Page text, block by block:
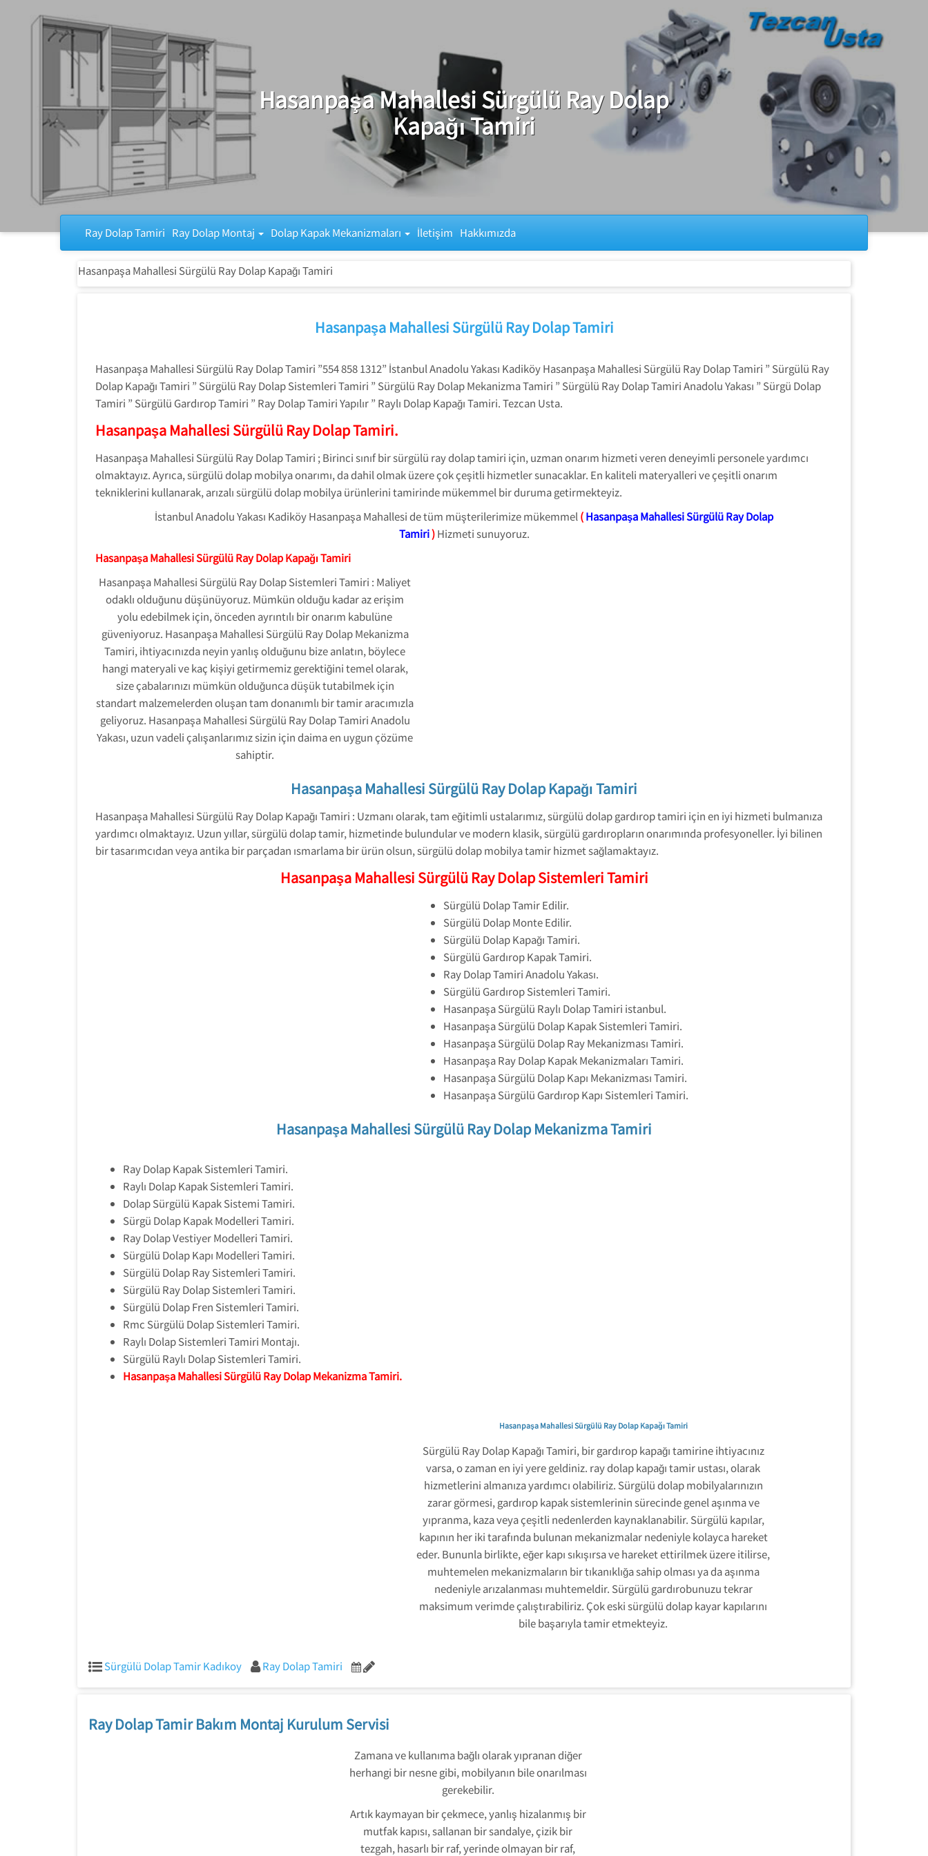
Hasanpaşa Mahallesi Sürgülü Ray Dolap
Kapağı Tamiri
Ray Dolap Tamiri Ray Dolap Montaj Dolap Kapak Mekanizmaları İletişim Hakkımızda
Hasanpaşa Mahallesi Sürgülü Ray Dolap Kapağı Tamiri
Hasanpaşa Mahallesi Sürgülü Ray Dolap Tamiri
Hasanpaşa Mahallesi Sürgülü Ray Dolap Tamiri ”554 858 1312” İstanbul Anadolu Yakası Kadiköy Hasanpaşa Mahallesi Sürgülü Ray Dolap Tamiri ” Sürgülü Ray
Dolap Kapağı Tamiri ” Sürgülü Ray Dolap Sistemleri Tamiri ” Sürgülü Ray Dolap Mekanizma Tamiri ” Sürgülü Ray Dolap Tamiri Anadolu Yakası ” Sürgü Dolap
Tamiri ” Sürgülü Gardırop Tamiri ” Ray Dolap Tamiri Yapılır ” Raylı Dolap Kapağı Tamiri. Tezcan Usta.
Hasanpaşa Mahallesi Sürgülü Ray Dolap Tamiri.
Hasanpaşa Mahallesi Sürgülü Ray Dolap Tamiri ; Birinci sınıf bir sürgülü ray dolap tamiri için, uzman onarım hizmeti veren deneyimli personele yardımcı
olmaktayız. Ayrıca, sürgülü dolap mobilya onarımı, da dahil olmak üzere çok çeşitli hizmetler sunacaklar. En kaliteli materyalleri ve çeşitli onarım
tekniklerini kullanarak, arızalı sürgülü dolap mobilya ürünlerini tamirinde mükemmel bir duruma getirmekteyiz.
İstanbul Anadolu Yakası Kadiköy Hasanpaşa Mahallesi de tüm müşterilerimize mükemmel (Hasanpaşa Mahallesi Sürgülü Ray Dolap
Tamiri) Hizmeti sunuyoruz.
Hasanpaşa Mahallesi Sürgülü Ray Dolap Kapağı Tamiri
Hasanpaşa Mahallesi Sürgülü Ray Dolap Sistemleri Tamiri : Maliyet
odaklı olduğunu düşünüyoruz. Mümkün olduğu kadar az erişim
yolu edebilmek için, önceden ayrıntılı bir onarım kabulüne
güveniyoruz. Hasanpaşa Mahallesi Sürgülü Ray Dolap Mekanizma
Tamiri, ihtiyacınızda neyin yanlış olduğunu bize anlatın, böylece
hangi materyali ve kaç kişiyi getirmemiz gerektiğini temel olarak,
size çabalarınızı mümkün olduğunca düşük tutabilmek için
standart malzemelerden oluşan tam donanımlı bir tamir aracımızla
geliyoruz. Hasanpaşa Mahallesi Sürgülü Ray Dolap Tamiri Anadolu
Yakası, uzun vadeli çalışanlarımız sizin için daima en uygun çözüme
sahiptir.
Hasanpaşa Mahallesi Sürgülü Ray Dolap Kapağı Tamiri
Hasanpaşa Mahallesi Sürgülü Ray Dolap Kapağı Tamiri : Uzmanı olarak, tam eğitimli ustalarımız, sürgülü dolap gardırop tamiri için en iyi hizmeti bulmanıza
yardımcı olmaktayız. Uzun yıllar, sürgülü dolap tamir, hizmetinde bulundular ve modern klasik, sürgülü gardıropların onarımında profesyoneller. İyi bilinen
bir tasarımcıdan veya antika bir parçadan ısmarlama bir ürün olsun, sürgülü dolap mobilya tamir hizmet sağlamaktayız.
Hasanpaşa Mahallesi Sürgülü Ray Dolap Sistemleri Tamiri
Sürgülü Dolap Tamir Edilir.
Sürgülü Dolap Monte Edilir.
Sürgülü Dolap Kapağı Tamiri.
Sürgülü Gardırop Kapak Tamiri.
Ray Dolap Tamiri Anadolu Yakası.
Sürgülü Gardırop Sistemleri Tamiri.
Hasanpaşa Sürgülü Raylı Dolap Tamiri istanbul.
Hasanpaşa Sürgülü Dolap Kapak Sistemleri Tamiri.
Hasanpaşa Sürgülü Dolap Ray Mekanizması Tamiri.
Hasanpaşa Ray Dolap Kapak Mekanizmaları Tamiri.
Hasanpaşa Sürgülü Dolap Kapı Mekanizması Tamiri.
Hasanpaşa Sürgülü Gardırop Kapı Sistemleri Tamiri.
Hasanpaşa Mahallesi Sürgülü Ray Dolap Mekanizma Tamiri
Ray Dolap Kapak Sistemleri Tamiri.
Raylı Dolap Kapak Sistemleri Tamiri.
Dolap Sürgülü Kapak Sistemi Tamiri.
Sürgü Dolap Kapak Modelleri Tamiri.
Ray Dolap Vestiyer Modelleri Tamiri.
Sürgülü Dolap Kapı Modelleri Tamiri.
Sürgülü Dolap Ray Sistemleri Tamiri.
Sürgülü Ray Dolap Sistemleri Tamiri.
Sürgülü Dolap Fren Sistemleri Tamiri.
Rmc Sürgülü Dolap Sistemleri Tamiri.
Raylı Dolap Sistemleri Tamiri Montajı.
Sürgülü Raylı Dolap Sistemleri Tamiri.
Hasanpaşa Mahallesi Sürgülü Ray Dolap Mekanizma Tamiri.
Hasanpaşa Mahallesi Sürgülü Ray Dolap Kapağı Tamiri
Sürgülü Ray Dolap Kapağı Tamiri, bir gardırop kapağı tamirine ihtiyacınız
varsa, o zaman en iyi yere geldiniz. ray dolap kapağı tamir ustası, olarak
hizmetlerini almanıza yardımcı olabiliriz. Sürgülü dolap mobilyalarınızın
zarar görmesi, gardırop kapak sistemlerinin sürecinde genel aşınma ve
yıpranma, kaza veya çeşitli nedenlerden kaynaklanabilir. Sürgülü kapılar,
kapının her iki tarafında bulunan mekanizmalar nedeniyle kolayca hareket
eder. Bununla birlikte, eğer kapı sıkışırsa ve hareket ettirilmek üzere itilirse,
muhtemelen mekanizmaların bir tıkanıklığa sahip olması ya da aşınma
nedeniyle arızalanması muhtemeldir. Sürgülü gardırobunuzu tekrar
maksimum verimde çalıştırabiliriz. Çok eski sürgülü dolap kayar kapılarını
bile başarıyla tamir etmekteyiz.
Sürgülü Dolap Tamir Kadıkoy Ray Dolap Tamiri
Ray Dolap Tamir Bakım Montaj Kurulum Servisi
Zamana ve kullanıma bağlı olarak yıpranan diğer
herhangi bir nesne gibi, mobilyanın bile onarılması
gerekebilir.
Artık kaymayan bir çekmece, yanlış hizalanmış bir
mutfak kapısı, sallanan bir sandalye, çizik bir
tezgah, hasarlı bir raf, yerinde olmayan bir raf,